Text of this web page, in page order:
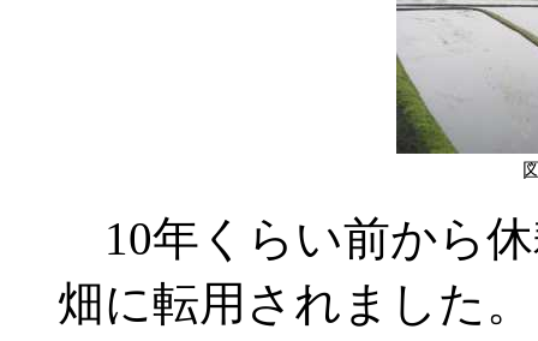
10年くらい前から
畑に転用されました